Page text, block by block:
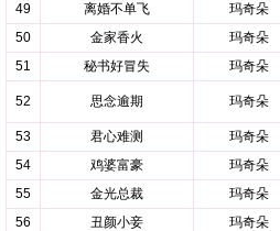
49
离婚不单飞
玛奇朵
50
金家香火
玛奇朵
51
秘书好冒失 玛奇朵
52 思念逾期 玛奇朵
53 君心难测
玛奇朵
54
鸡婆富豪
玛奇朵
55
金光总裁
玛奇朵
56
丑颜小妾
玛奇朵